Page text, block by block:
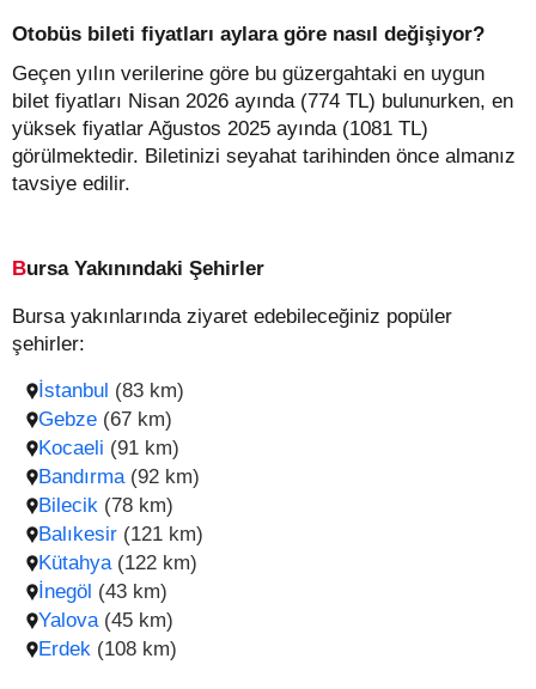
Otobüs bileti fiyatları aylara göre nasıl değişiyor?
Geçen yılın verilerine göre bu güzergahtaki en uygun
bilet fiyatları Nisan 2026 ayında (774 TL) bulunurken, en
yüksek fiyatlar Ağustos 2025 ayında (1081 TL)
görülmektedir. Biletinizi seyahat tarihinden önce almanız
tavsiye edilir.
Bursa Yakınındaki Şehirler
Bursa yakınlarında ziyaret edebileceğiniz popüler
şehirler:
İstanbul (83 km)
Balıkesir (121 km)
Gebze (67 km)
Kütahya (122 km)
Kocaeli (91 km)
İnegöl (43 km)
Bandırma (92 km)
Yalova (45 km)
Bilecik (78 km)
Erdek (108 km)